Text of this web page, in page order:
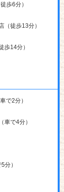
歩6分）
（徒歩13分）
歩14分）
で2分）
車で4分）
分）